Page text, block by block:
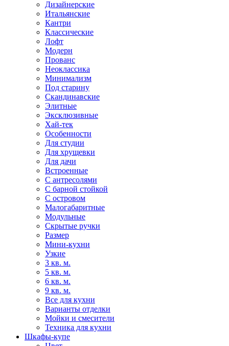
Дизайнерские
Итальянские
Кантри
Классические
Лофт
Модерн
Прованс
Неоклассика
Минимализм
Под старину
Скандинавские
Элитные
Эксклюзивные
Хай-тек
Особенности
Для студии
Для хрущевки
Для дачи
Встроенные
С антресолями
С барной стойкой
С островом
Малогабаритные
Модульные
Скрытые ручки
Размер
Мини-кухни
Узкие
3 кв. м.
5 кв. м.
6 кв. м.
9 кв. м.
Все для кухни
Варианты отделки
Мойки и смесители
Техника для кухни
Шкафы-купе